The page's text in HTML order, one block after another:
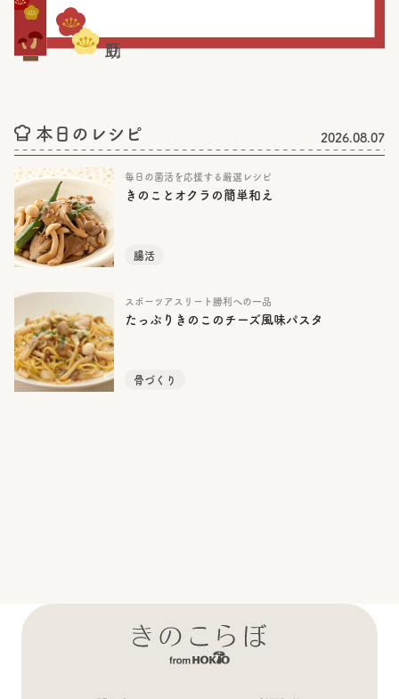
本日のレシピ 2026.08.07
毎日の菌活を応援する厳選レシピ
きのことオクラの簡単和え
腸活
スポーツアスリート勝利への一品
たっぷりきのこのチーズ風味パスタ
骨づくり